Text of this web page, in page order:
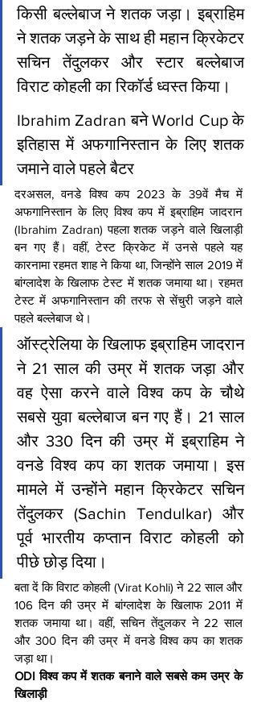
किसी बल्लेबाज ने शतक जड़ा। इब्राहिम
ने शतक जड़ने के साथ ही महान क्रिकेटर
सचिन तेंदुलकर और स्टार बल्लेबाज
विराट कोहली का रिकॉर्ड ध्वस्त किया।
Ibrahim Zadran बने World Cup के
इतिहास में अफगानिस्तान के लिए शतक
जमाने वाले पहले बैटर
दरअसल, वनडे विश्व कप 2023 के 39वें मैच में
अफगानिस्तान के लिए विश्व कप में इब्राहिम जादरान
(Ibrahim Zadran) पहला शतक जड़ने वाले खिलाड़ी
बन गए हैं। वहीं, टेस्ट क्रिकेट में उनसे पहले यह
कारनामा रहमत शाह ने किया था, जिन्होंने साल 2019 में
बांग्लादेश के खिलाफ टेस्ट में शतक जमाया था। रहमत
टेस्ट में अफगानिस्तान की तरफ से सेंचुरी जड़ने वाले
पहले बल्लेबाज थे।
ऑस्ट्रेलिया के खिलाफ इब्राहिम जादरान
ने 21 साल की उम्र में शतक जड़ा और
वह ऐसा करने वाले विश्व कप के चौथे
सबसे युवा बल्लेबाज बन गए हैं। 21 साल
और 330 दिन की उम्र में इब्राहिम ने
वनडे विश्व कप का शतक जमाया। इस
मामले में उन्होंने महान क्रिकेटर सचिन
तेंदुलकर (Sachin Tendulkar) और
पूर्व भारतीय कप्तान विराट कोहली को
पीछे छोड़ दिया।
बता दें कि विराट कोहली (Virat Kohli) ने 22 साल और
106 दिन की उम्र में बांग्लादेश के खिलाफ 2011 में
शतक जमाया था। वहीं, सचिन तेंदुलकर ने 22 साल
और 300 दिन की उम्र में वनडे विश्व कप का शतक
जड़ा था।
ODI विश्व कप में शतक बनाने वाले सबसे कम उम्र के
खिलाड़ी